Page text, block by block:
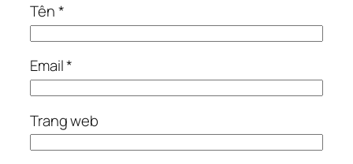
Tên*
Email*
Trang web